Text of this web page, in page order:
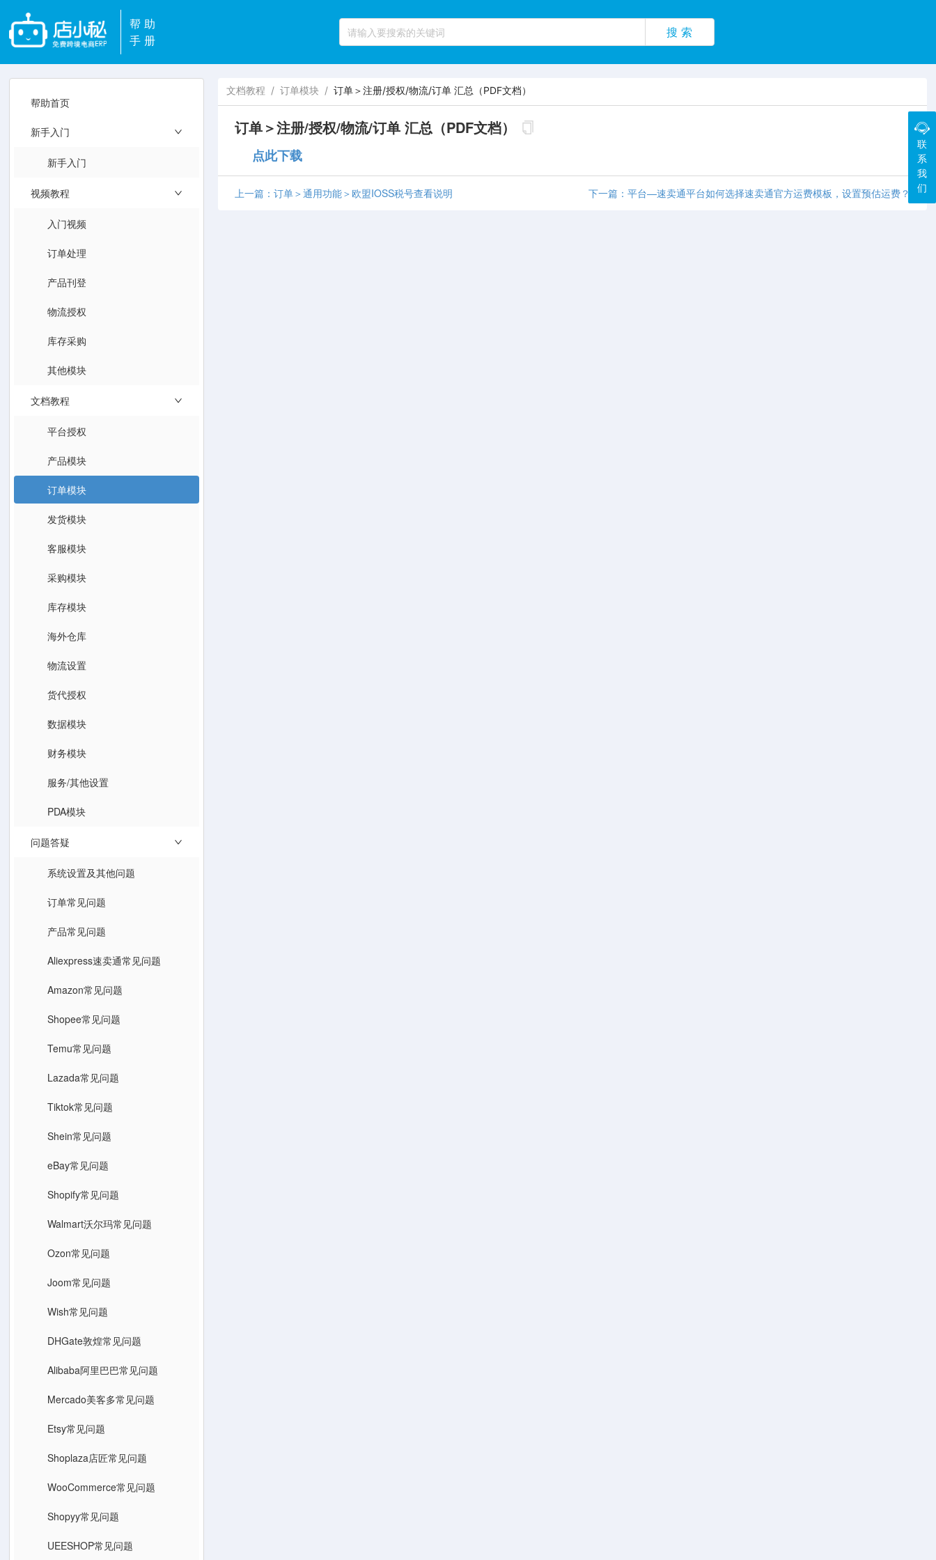
帮助
手册
搜 索
帮助首页
新手入门
新手入门
视频教程
入门视频
订单处理
产品刊登
物流授权
库存采购
其他模块
文档教程
平台授权
产品模块
订单模块
发货模块
客服模块
采购模块
库存模块
海外仓库
物流设置
货代授权
数据模块
财务模块
服务/其他设置
PDA模块
问题答疑
系统设置及其他问题
订单常见问题
产品常见问题
Aliexpress速卖通常见问题
Amazon常见问题
Shopee常见问题
Temu常见问题
Lazada常见问题
Tiktok常见问题
Shein常见问题
eBay常见问题
Shopify常见问题
Walmart沃尔玛常见问题
Ozon常见问题
Joom常见问题
Wish常见问题
DHGate敦煌常见问题
Alibaba阿里巴巴常见问题
Mercado美客多常见问题
Etsy常见问题
Shoplaza店匠常见问题
WooCommerce常见问题
Shopyy常见问题
UEESHOP常见问题
文档教程 / 订单模块 / 订单＞注册/授权/物流/订单 汇总（PDF文档）
订单＞注册/授权/物流/订单 汇总（PDF文档）
点此下载
上一篇：订单＞通用功能＞欧盟IOSS税号查看说明 下一篇：平台—速卖通平台如何选择速卖通官方运费模板，设置预估运费？
联
系
我
们